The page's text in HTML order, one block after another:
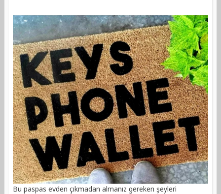
Bu paspas evden çıkmadan almanız gereken şeyleri